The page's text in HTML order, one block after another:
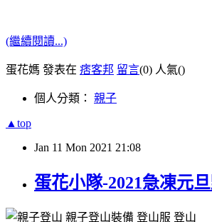
(繼續閱讀...)
蛋花媽 發表在 痞客邦 留言(0) 人氣()
個人分類： 親子
▲top
Jan 11 Mon 2021 21:08
蛋花小隊-2021急凍元